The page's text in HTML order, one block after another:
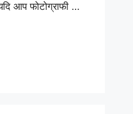
आप फोटोग्राफी …